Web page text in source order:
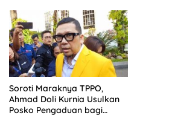
Soroti Maraknya TPPO,
Ahmad Doli Kurnia Usulkan
Posko Pengaduan bagi